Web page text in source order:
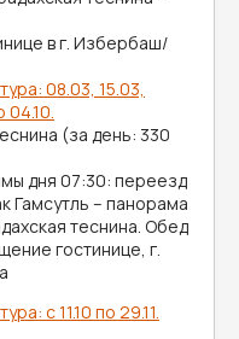
в г. Избербаш/
08.03, 15.03,
04.10.
(за день: 330
дня 07:30: переезд
Гамсутль – панорама
теснина. Обед
гостинице, г.
с 11.10 по 29.11.